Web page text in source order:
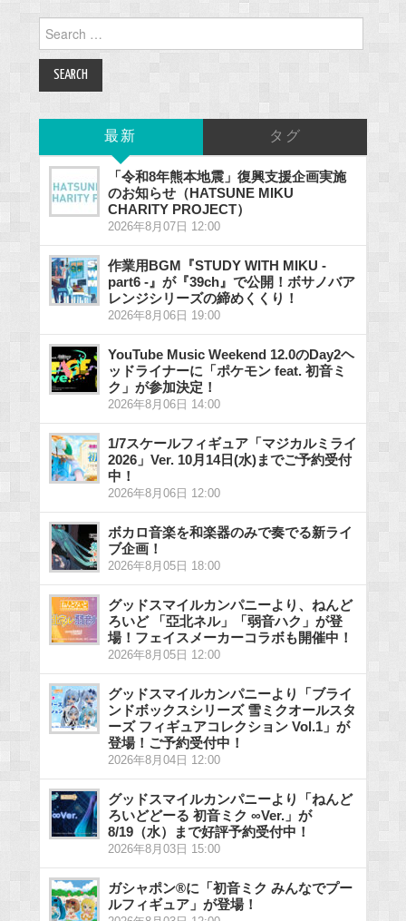
for:
最新 タグ
「令和8年熊本地震」復興支援企画実施
のお知らせ（HATSUNE MIKU
CHARITY PROJECT）
2026年8月07日 12:00
作業用BGM『STUDY WITH MIKU -
part6 -』が『39ch』で公開！ボサノバア
レンジシリーズの締めくくり！
2026年8月06日 19:00
YouTube Music Weekend 12.0のDay2ヘ
ッドライナーに「ポケモン feat. 初音ミ
ク」が参加決定！
2026年8月06日 14:00
1/7スケールフィギュア「マジカルミライ
2026」Ver. 10月14日(水)までご予約受付
中！
2026年8月06日 12:00
ボカロ音楽を和楽器のみで奏でる新ライ
ブ企画！
2026年8月05日 18:00
グッドスマイルカンパニーより、ねんど
ろいど 「亞北ネル」「弱音ハク」が登
場！フェイスメーカーコラボも開催中！
2026年8月05日 12:00
グッドスマイルカンパニーより「ブライ
ンドボックスシリーズ 雪ミクオールスタ
ーズ フィギュアコレクション Vol.1」が
登場！ご予約受付中！
2026年8月04日 12:00
グッドスマイルカンパニーより「ねんど
ろいどどーる 初音ミク ∞Ver.」が
8/19（水）まで好評予約受付中！
2026年8月03日 15:00
ガシャポン®に「初音ミク みんなでプー
ルフィギュア」が登場！